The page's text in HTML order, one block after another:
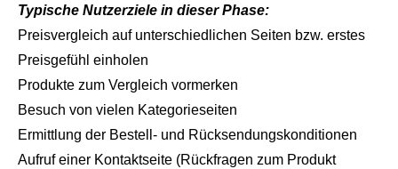
Typische Nutzerziele in dieser Phase:
Preisvergleich auf unterschiedlichen Seiten bzw. erstes
Preisgefühl einholen
Produkte zum Vergleich vormerken
Besuch von vielen Kategorieseiten
Ermittlung der Bestell- und Rücksendungskonditionen
Aufruf einer Kontaktseite (Rückfragen zum Produkt